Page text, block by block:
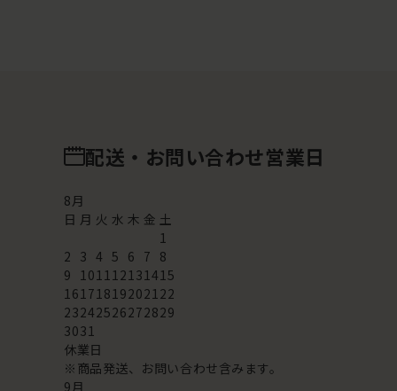
配送・お問い合わせ営業日
8 月
日 月 火 水 木 金 土
1
2 3 4 5 6 7 8
9
10 11 12 13 14 15
16 17 18 192021 22
23242526272829
3031
休業日
※商品発送、お問い合わせ含みます。
9 月